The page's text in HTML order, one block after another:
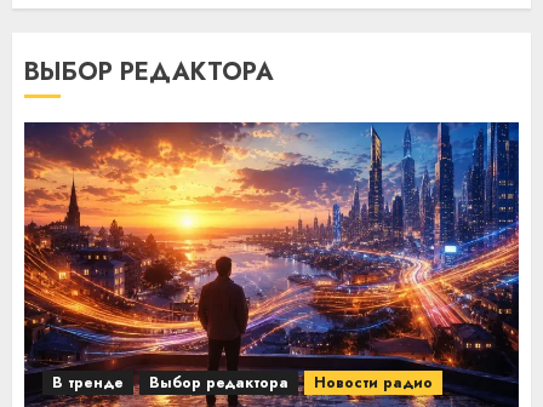
ВЫБОР РЕДАКТОРА
В тренде Выбор редактора Новости радио